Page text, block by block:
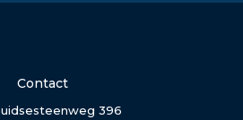
Contact
396